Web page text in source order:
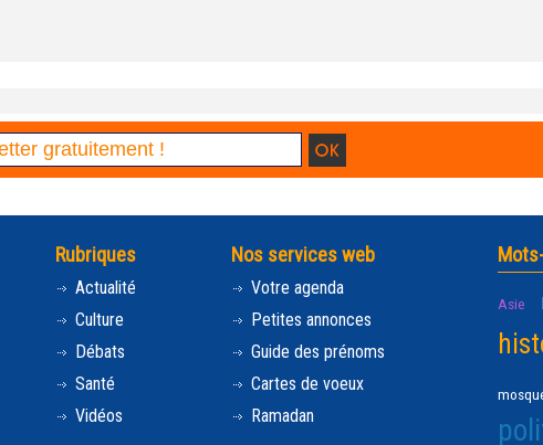
Rubriques
Actualité
Culture
Débats
Santé
Vidéos
Nos services web
Votre agenda
Petites annonces
Guide des prénoms
Cartes de voeux
Ramadan
Asie